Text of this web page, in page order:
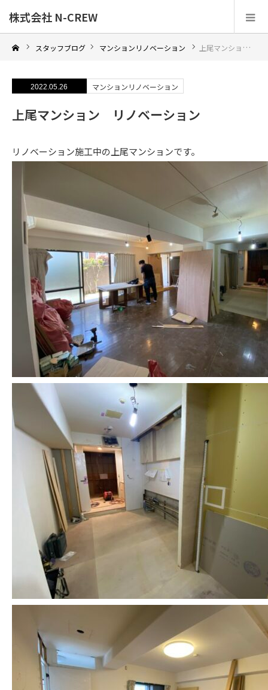
株式会社 N-CREW
スタッフブログ マンションリノベーション 上尾マンション リノベーション
2022.05.26 マンションリノベーション
上尾マンション リノベーション
リノベーション施工中の上尾マンションです。